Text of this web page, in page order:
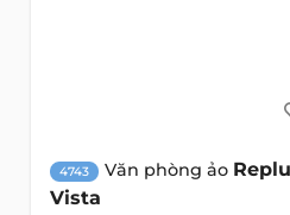
4743 Văn phòng ảo
Vista